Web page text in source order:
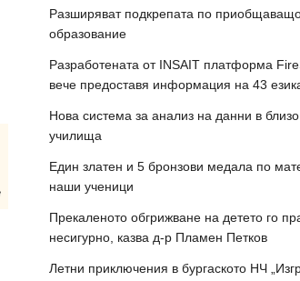
Разширяват подкрепата по
образование
Разработената от INSAIT платформа
вече предоставя информация на 43
Нова система за анализ на данни в
училища
Един златен и 5 бронзови медала по
наши ученици
Прекаленото обгрижване на детето го
несигурно, казва д-р Пламен Петков
Летни приключения в бургаското НЧ